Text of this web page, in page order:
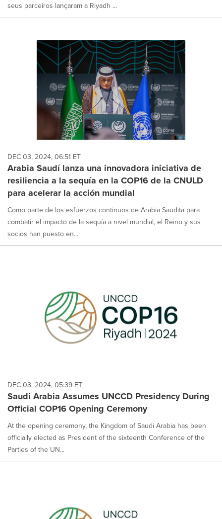
seus parceiros lançaram a Riyadh ...
DEC 03, 2024, 06:51 ET
Arabia Saudí lanza una innovadora iniciativa de
resiliencia a la sequía en la COP16 de la CNULD
para acelerar la acción mundial
Como parte de los esfuerzos continuos de Arabia Saudita para
combatir el impacto de la sequía a nivel mundial, el Reino y sus
socios han puesto en...
DEC 03, 2024, 05:39 ET
Saudi Arabia Assumes UNCCD Presidency During
Official COP16 Opening Ceremony
At the opening ceremony, the Kingdom of Saudi Arabia has been
officially elected as President of the sixteenth Conference of the
Parties of the UN...